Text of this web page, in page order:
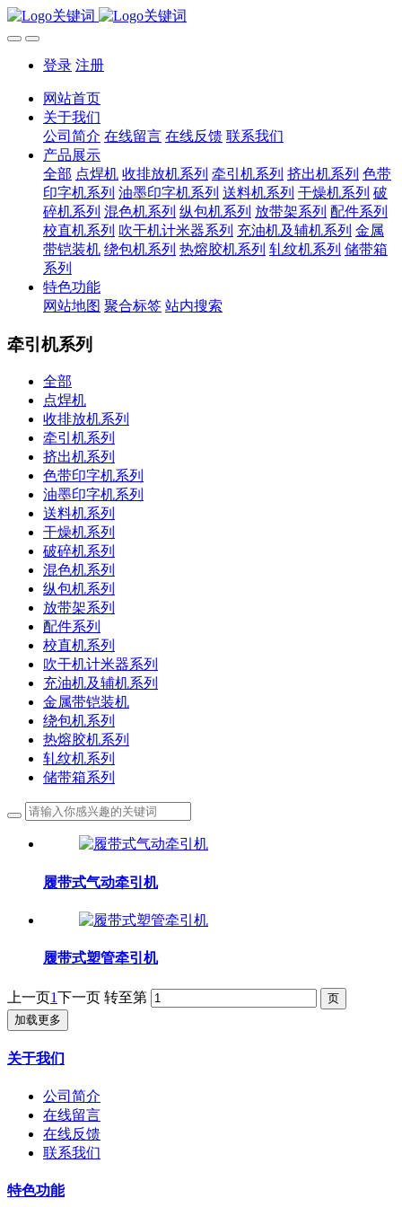
登录 注册
网站首页
关于我们
公司简介 在线留言 在线反馈 联系我们
产品展示
全部 点焊机 收排放机系列 牵引机系列 挤出机系列 色带
印字机系列 油墨印字机系列 送料机系列 干燥机系列 破
碎机系列 混色机系列 纵包机系列 放带架系列 配件系列
校直机系列 吹干机计米器系列 充油机及辅机系列 金属
带铠装机 绕包机系列 热熔胶机系列 轧纹机系列 储带箱
系列
特色功能
网站地图 聚合标签 站内搜索
牵引机系列
全部
点焊机
收排放机系列
牵引机系列
挤出机系列
色带印字机系列
油墨印字机系列
送料机系列
干燥机系列
破碎机系列
混色机系列
纵包机系列
放带架系列
配件系列
校直机系列
吹干机计米器系列
充油机及辅机系列
金属带铠装机
绕包机系列
热熔胶机系列
轧纹机系列
储带箱系列
履带式气动牵引机
履带式塑管牵引机
上一页1下一页 转至第
加载更多
关于我们
公司简介
在线留言
在线反馈
联系我们
特色功能